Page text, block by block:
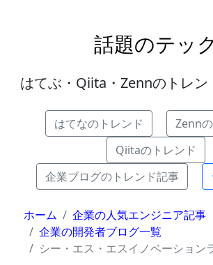
話題のテック
はてぶ・Qiita・Zennのトレン
はてなのトレンド
Zenn
Qiitaのトレンド
企業ブログのトレンド記事
ホーム
企業の人気エンジニア記事
企業の開発者ブログ一覧
シー・エス・エスイノベーション